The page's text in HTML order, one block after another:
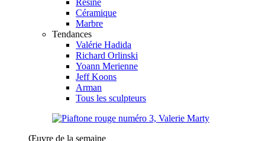
Céramique
Marbre
Tendances
Valérie Hadida
Richard Orlinski
Yoann Merienne
Jeff Koons
Arman
Tous les sculpteurs
Œuvre de la semaine